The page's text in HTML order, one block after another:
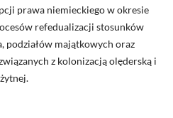
prawa niemieckiego w okresie
refedualizacji stosunków
podziałów majątkowych oraz
z kolonizacją olęderską i